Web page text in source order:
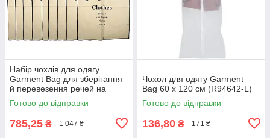
Набір чохлів для одягу
Garment Bag для зберігання
й перевезення речей на
блискавці 10 шт 60 х 100 см
Готово до відправки
785,25 ₴ 1 047 ₴
Чохол для одягу Garment
Bag 60 х 120 см (R94642-L)
Готово до відправки
136,80 ₴ 171 ₴